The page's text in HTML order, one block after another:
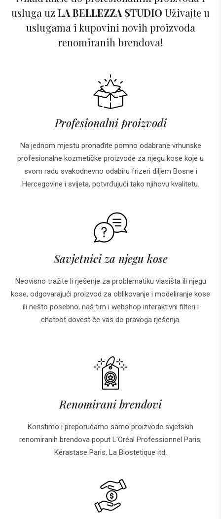
usluga uz LA BELLEZZA STUDIO Uživajte u
uslugama i kupovini novih proizvoda
renomiranih brendova!
Profesionalni proizvodi
Na jednom mjestu pronađite pomno odabrane vrhunske
profesionalne kozmetičke proizvode za njegu kose koje u
svom radu svakodnevno odabiru frizeri diljem Bosne i
Hercegovine i svijeta, potvrđujući tako njihovu kvalitetu.
Savjetnici za njegu kose
Neovisno tražite li rješenje za problematiku vlasišta ili njegu
kose, odgovarajući proizvod za oblikovanje i modeliranje kose
ili nešto posebno, naš tim i webshop interaktivni filteri i
chatbot dovest će vas do pravoga rješenja.
Renomirani brendovi
Koristimo i preporučamo samo proizvode svjetskih
renomiranih brendova poput L'Oréal Professionnel Paris,
Kérastase Paris, La Biostetique itd.